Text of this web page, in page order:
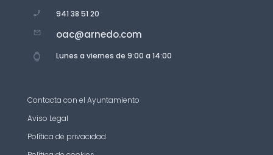
941 38 51 20
oac@arnedo.com
Lunes a viernes de 9:00 a 14:00
Contacta con el Ayuntamiento
Aviso Legal
Política de privacidad